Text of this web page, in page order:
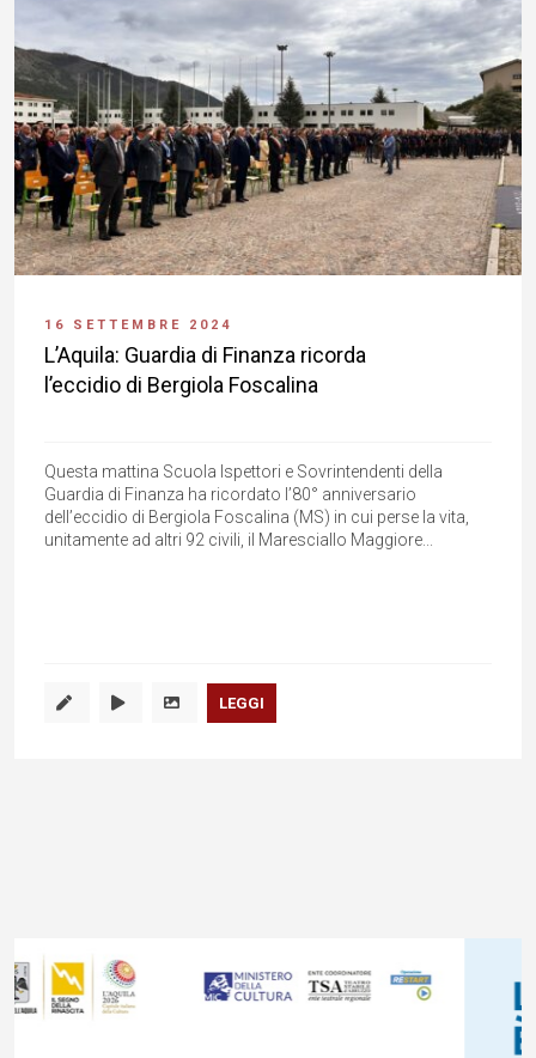
16 SETTEMBRE 2024
L’Aquila: Guardia di Finanza ricorda
l’eccidio di Bergiola Foscalina
Questa mattina Scuola Ispettori e Sovrintendenti della
Guardia di Finanza ha ricordato l’80° anniversario
dell’eccidio di Bergiola Foscalina (MS) in cui perse la vita,
unitamente ad altri 92 civili, il Maresciallo Maggiore...
LEGGI